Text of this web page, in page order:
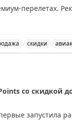
перелетах.
скидки
со скидкой
запустила